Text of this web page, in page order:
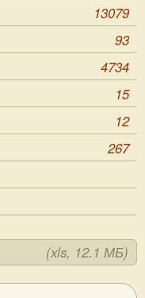
13079
93
4734
15
12
267
(xls, 12.1 МБ)